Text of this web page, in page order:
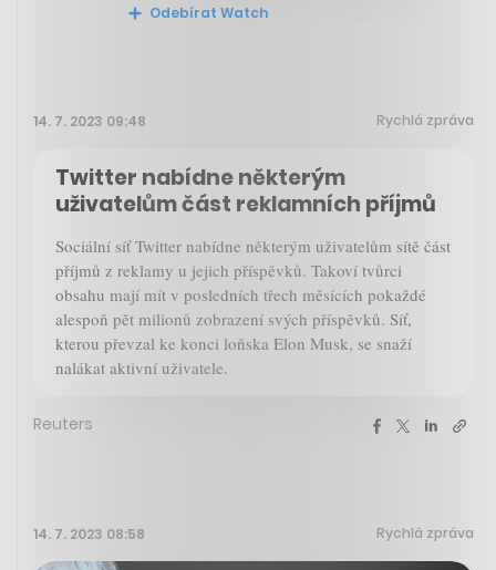
Odebírat Watch
14. 7. 2023 09:48 Rychlá zpráva
Twitter nabídne některým
uživatelům část reklamních příjmů
Sociální síť Twitter nabídne některým uživatelům sítě část
příjmů z reklamy u jejich příspěvků. Takoví tvůrci
obsahu mají mít v posledních třech měsících pokaždé
alespoň pět milionů zobrazení svých příspěvků. Síť,
kterou převzal ke konci loňska Elon Musk, se snaží
nalákat aktivní uživatele.
Reuters
14. 7. 2023 08:58 Rychlá zpráva